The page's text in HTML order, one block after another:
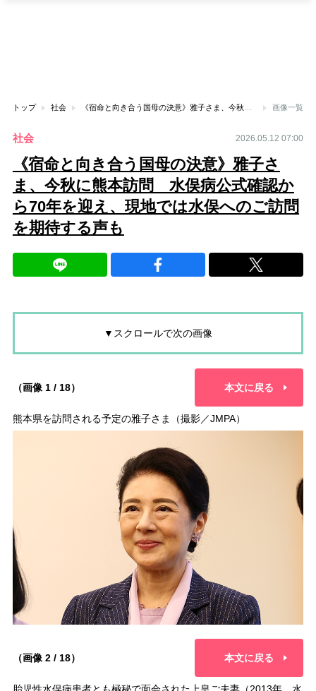
トップ 社会 画像一覧
社会 2026.05.12 07:00
《宿命と向き合う国母の決意》雅子さ
ま、今秋に熊本訪問 水俣病公式確認か
ら70年を迎え、現地では水俣へのご訪問
を期待する声も
▼スクロールで次の画像
（画像 1 / 18） 本文に戻る
熊本県を訪問される予定の雅子さま（撮影／JMPA）
（画像 2 / 18） 本文に戻る
胎児性水俣病患者とも極秘で面会された上皇ご夫妻（2013年、水